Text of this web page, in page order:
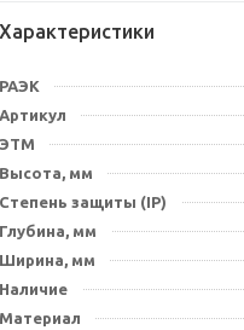
Характеристики
РАЭК
Артикул
ЭТМ
Высота, мм
Степень защиты (IP)
Глубина, мм
Ширина, мм
Наличие
Материал